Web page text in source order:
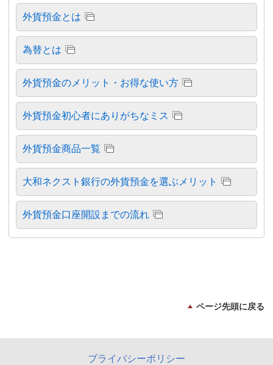
外貨預金とは
為替とは
外貨預金のメリット・お得な使い方
外貨預金初心者にありがちなミス
外貨預金商品一覧
大和ネクスト銀行の外貨預金を選ぶメリット
外貨預金口座開設までの流れ
ページ先頭に戻る
プライバシーポリシー